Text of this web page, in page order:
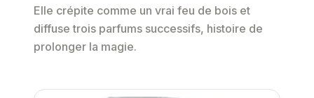
Elle crépite comme un vrai feu de bois et
diffuse trois parfums successifs, histoire de
prolonger la magie.